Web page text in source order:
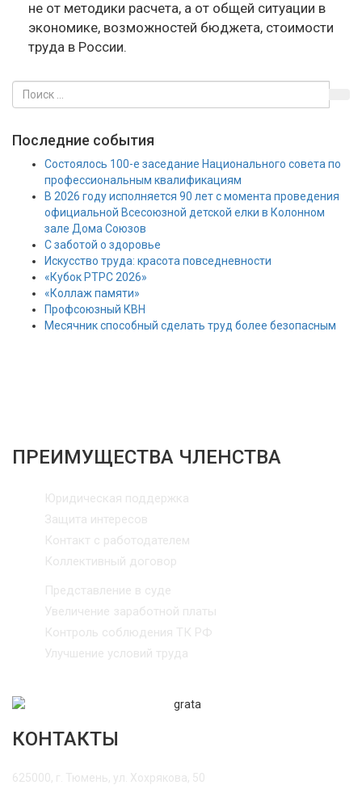
не от методики расчета, а от общей ситуации в
экономике, возможностей бюджета, стоимости
труда в России.
Последние события
Состоялось 100-е заседание Национального совета по
профессиональным квалификациям
В 2026 году исполняется 90 лет с момента проведения
официальной Всесоюзной детской елки в Колонном
зале Дома Союзов
С заботой о здоровье
Искусство труда: красота повседневности
«Кубок РТРС 2026»
«Коллаж памяти»
Профсоюзный КВН
Месячник способный сделать труд более безопасным
ПРЕИМУЩЕСТВА ЧЛЕНСТВА
Юридическая поддержка
Защита интересов
Контакт с работодателем
Коллективный договор
Представление в суде
Увеличение заработной платы
Контроль соблюдения ТК РФ
Улучшение условий труда
КОНТАКТЫ
625000, г. Тюмень, ул. Хохрякова, 50